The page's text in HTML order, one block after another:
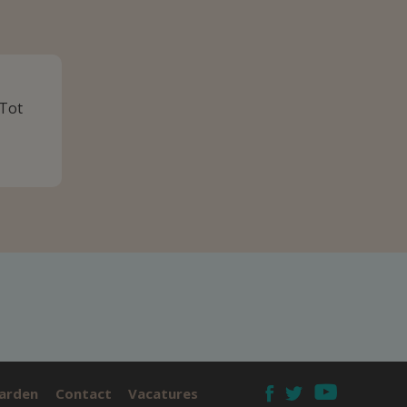
Vacatures
Contact